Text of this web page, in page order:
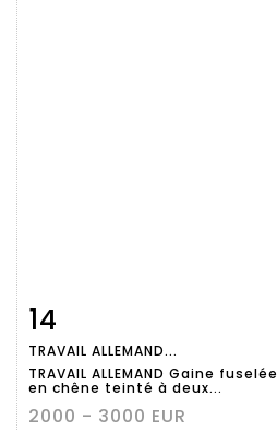
détaillée
14
TRAVAIL ALLEMAND...
TRAVAIL ALLEMAND Gaine fuselée
en chêne teinté à deux...
2000 - 3000 EUR